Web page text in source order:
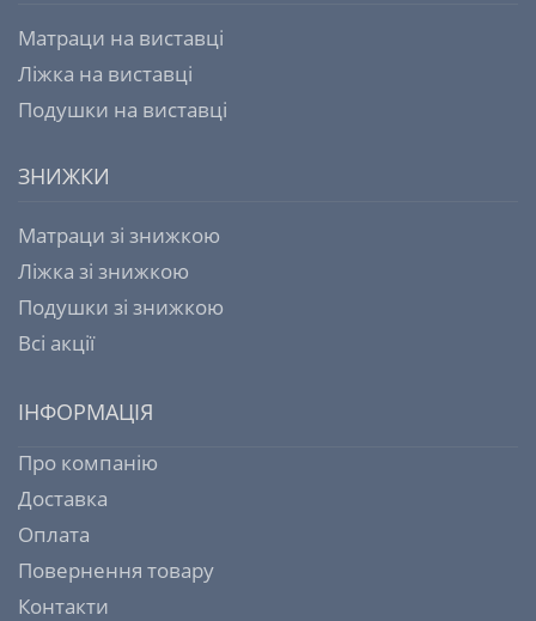
Матраци на виставці
Ліжка на виставці
Подушки на виставці
ЗНИЖКИ
Матраци зі знижкою
Ліжка зі знижкою
Подушки зі знижкою
Всі акції
ІНФОРМАЦІЯ
Про компанію
Доставка
Оплата
Повернення товару
Контакти